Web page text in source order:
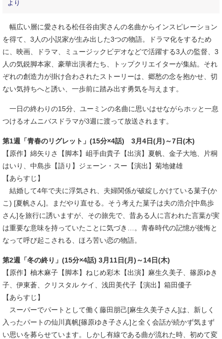
より
幅広い層に愛される松任谷由実さんの名曲からインスピレーション
を得て、3人の小説家が生み出した3つの物語。ドラマ化をするため
に、映画、ドラマ、ミュージックビデオなどで活躍する3人の監督、3
人の気鋭脚本家、豪華出演者たち、トップクリエイターが集結。それ
ぞれの創造力が掛け合わされたストーリーは、郷愁の念を抱かせ、切
ない気持ちへと誘い、一歩前に踏み出す勇気を与えます。
一日の終わりの15分、ユーミンの名曲に思いはせながらホッと一息
つけるオムニバスドラマが3週に渡って放送されます。
第1週「青春のリグレット」(15分×4話) 3月4日(月)～7日(木)
【原作】綿矢りさ【脚本】岨手由貴子【出演】夏帆、金子大地、片桐
はいり、中島歩【語り】ジェーン・スー【演出】菊地健雄
【あらすじ】
結婚して4年で夫に浮気され、夫婦関係が破綻しかけている菓子(か
こ) [夏帆さん]。まだやり直せる。そう考えた菓子は夫の浩介[中島歩
さん]を旅行に誘いますが、その旅先で、昔ある人に言われた言葉が実
は重要な意味を持っていたことに気づき…。青春時代の記憶が後悔と
なって呼び起こされる、ほろ苦い恋の物語。
第2週「冬の終り」(15分×4話) 3月11日(月)～14日(木)
【原作】柚木麻子【脚本】ねじめ彩木【出演】麻生久美子、篠原ゆき
子、伊東蒼、クリスタル ケイ、浅田美代子【演出】箱田優子
【あらすじ】
スーパーでパートとして働く藤田朋己[麻生久美子さん]は、新しく
入ったパートの仙川真帆[篠原ゆき子さん]と全く会話が続かず気まず
い思いを募らせています。しかし有線である曲が流れた時、初めて変